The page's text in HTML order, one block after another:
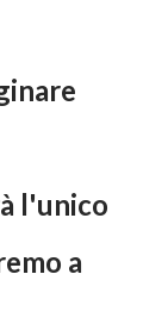
l'unico
a